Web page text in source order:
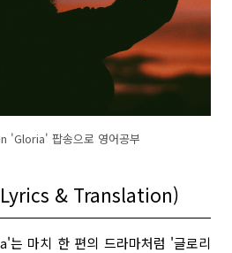
'Gloria' 팝송으로 영어공부
& Translation)
는 마치 한 편의 드라마처럼 '글로리